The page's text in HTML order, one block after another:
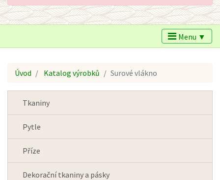
Menu ▼
Úvod Katalog výrobků Surové vlákno
Tkaniny
Pytle
Příze
Dekorační tkaniny a pásky